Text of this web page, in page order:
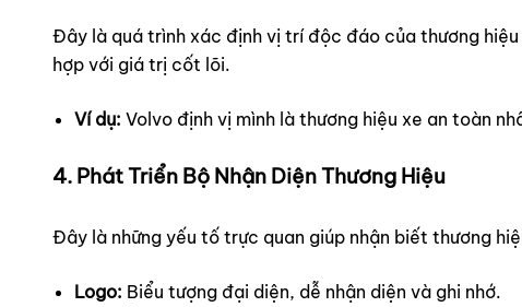
Đây là quá trình xác định vị trí độc đáo của thương
hợp với giá trị cốt lõi.
Ví dụ: Volvo định vị mình là thương hiệu xe an toàn
4. Phát Triển Bộ Nhận Diện Thương Hiệu
Đây là những yếu tố trực quan giúp nhận biết thương
Logo: Biểu tượng đại diện, dễ nhận diện và ghi nhớ.